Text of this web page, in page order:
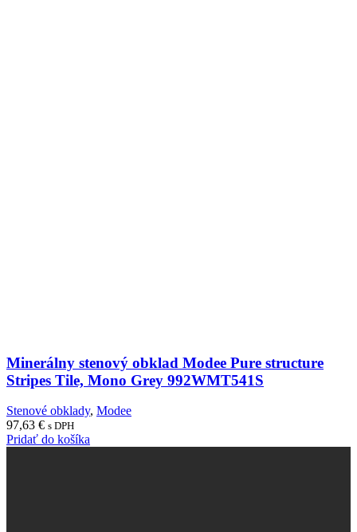
Minerálny stenový obklad Modee Pure structure
Stripes Tile, Mono Grey 992WMT541S
Stenové obklady, Modee
97,63 € s DPH
Pridať do košíka